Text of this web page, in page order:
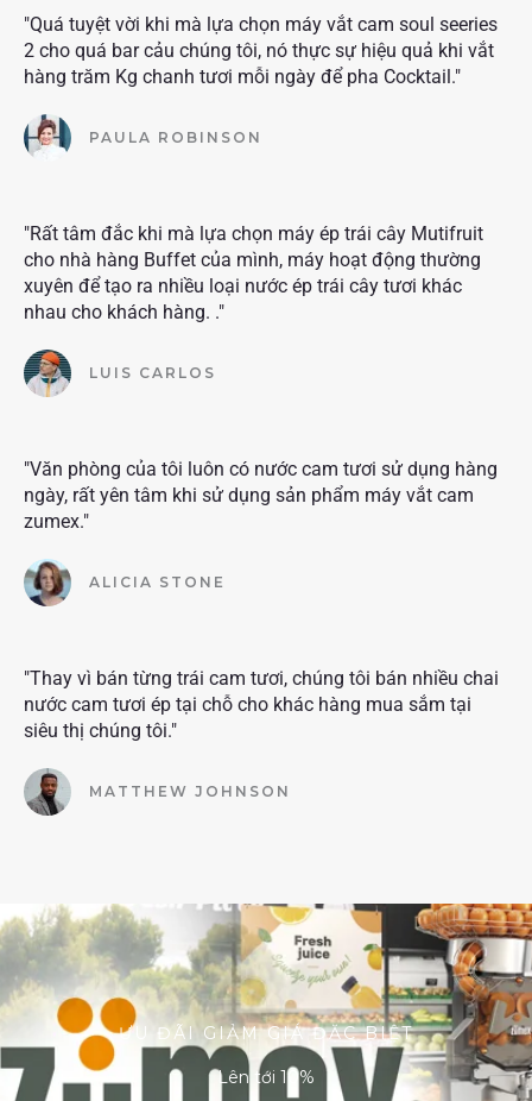
"Quá tuyệt vời khi mà lựa chọn máy vắt cam soul seeries
2 cho quá bar cảu chúng tôi, nó thực sự hiệu quả khi vắt
hàng trăm Kg chanh tươi mỗi ngày để pha Cocktail."
PAULA ROBINSON
"Rất tâm đắc khi mà lựa chọn máy ép trái cây Mutifruit
cho nhà hàng Buffet của mình, máy hoạt động thường
xuyên để tạo ra nhiều loại nước ép trái cây tươi khác
nhau cho khách hàng. ."
LUIS CARLOS
"Văn phòng của tôi luôn có nước cam tươi sử dụng hàng
ngày, rất yên tâm khi sử dụng sản phẩm máy vắt cam
zumex."
ALICIA STONE
"Thay vì bán từng trái cam tươi, chúng tôi bán nhiều chai
nước cam tươi ép tại chỗ cho khác hàng mua sắm tại
siêu thị chúng tôi."
MATTHEW JOHNSON
ƯU ĐÃI GIẢM GIÁ ĐẶC BIỆT
Lên tới 10%